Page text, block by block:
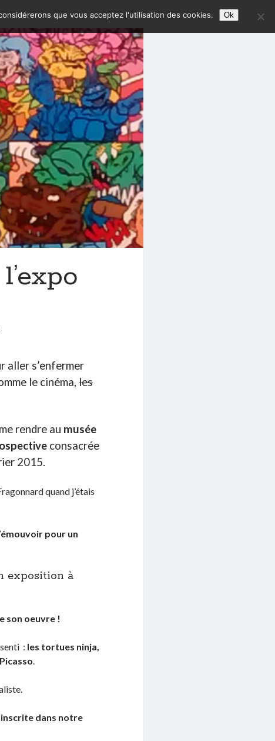
aller s’enfermer
le cinéma,les
rendre au musée
consacrée
2015.
quand j’étais
pour un
exposition à
son oeuvre !
: les tortues ninja,
.
dans notre
que vous acceptez l'utilisation des cookies. Ok